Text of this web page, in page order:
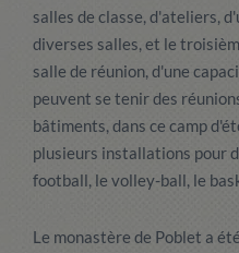
salles de classe, d'ateliers,
diverses salles, et le
salle de réunion, d'une
peuvent se tenir des
bâtiments, dans ce camp
plusieurs installations pour
football, le volley-ball, le
Le monastère de Poblet a